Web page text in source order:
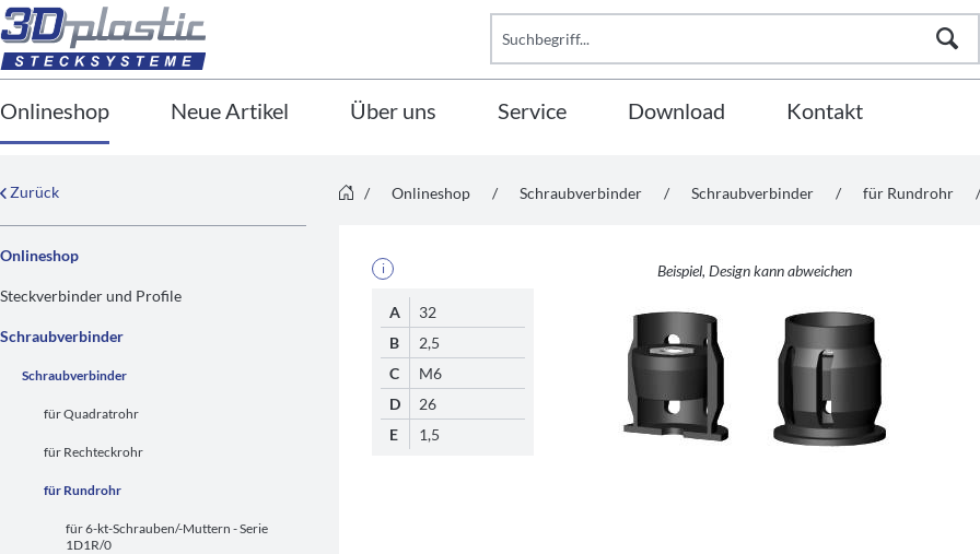
Onlineshop Neue Artikel Über uns Service Download Kontakt
Zurück / Onlineshop / Schraubverbinder / Schraubverbinder / für Rundrohr /
Onlineshop
Steckverbinder und Profile
Schraubverbinder
Schraubverbinder
für Quadratrohr
für Rechteckrohr
für Rundrohr
für 6-kt-Schrauben/-Muttern - Serie
1D1R/0
i
A
32
B
2,5
C
M6
D
26
E
1,5
Beispiel, Design kann abweichen